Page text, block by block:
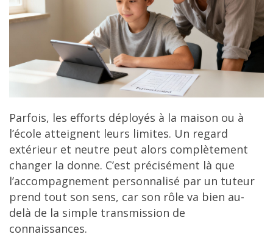
Parfois, les efforts déployés à la maison ou à
l’école atteignent leurs limites. Un regard
extérieur et neutre peut alors complètement
changer la donne. C’est précisément là que
l’accompagnement personnalisé par un tuteur
prend tout son sens, car son rôle va bien au-
delà de la simple transmission de
connaissances.